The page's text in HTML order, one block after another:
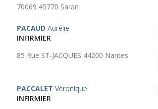
70069 45770 Saran
PACAUD Aurélie
INFIRMIER
85 Rue ST-JACQUES 44200 Nantes
PACCALET Veronique
INFIRMIER